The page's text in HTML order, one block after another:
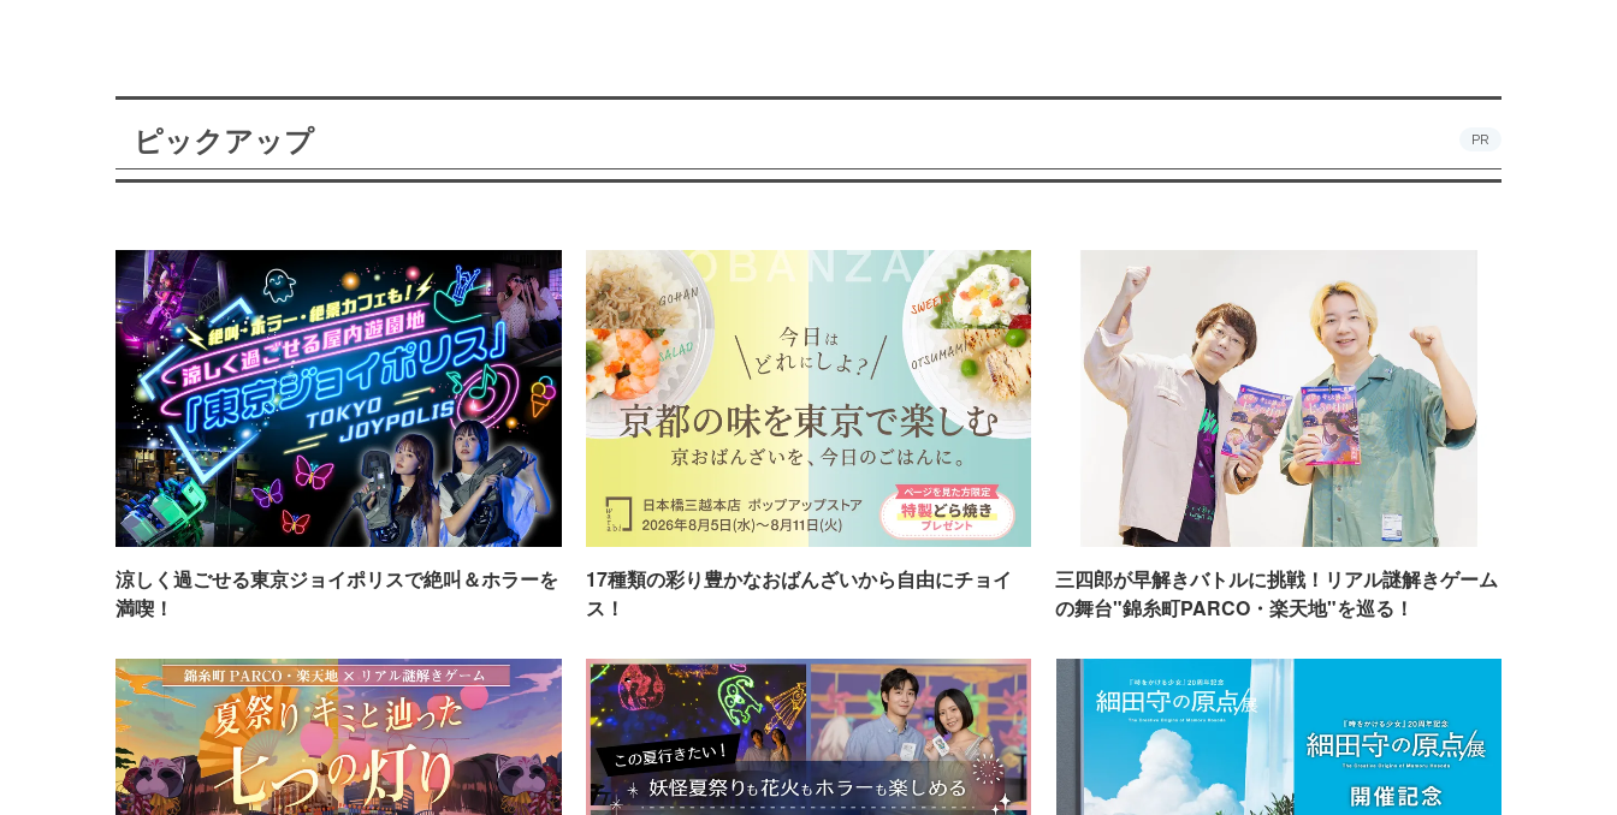
ピックアップ PR
涼しく過ごせる東京ジョイポリスで絶叫＆ホラーを
満喫！
17種類の彩り豊かなおばんざいから自由にチョイ
ス！
三四郎が早解きバトルに挑戦！リアル謎解きゲーム
の舞台"錦糸町PARCO・楽天地"を巡る！